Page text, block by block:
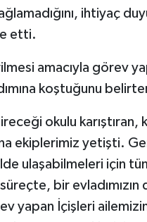
ihtiyaç
etti.
amacıyla görev
koştuğunu
okulu karıştıran,
ekiplerimiz yetişti.
ulaşabilmeleri için
bir evladımızın
yapan İçişleri